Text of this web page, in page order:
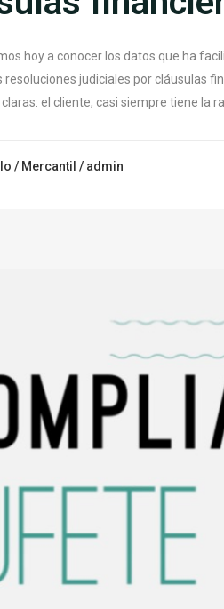
hoy a conocer los datos que ha
resoluciones judiciales por cláusulas
el cliente, casi siempre tiene la
/ Mercantil / admin